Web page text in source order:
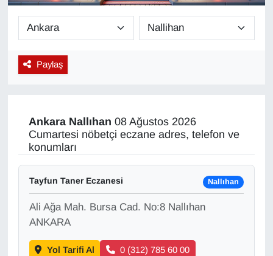
Paylaş
Ankara Nallıhan 08 Ağustos 2026
Cumartesi nöbetçi eczane adres, telefon ve
konumları
Tayfun Taner Eczanesi Nallıhan
Ali Ağa Mah. Bursa Cad. No:8 Nallıhan
ANKARA
Yol Tarifi Al 0 (312) 785 60 00
Diğer
DÜNYA
EKONOMİ
Eleman
Emlak
En çok konuşulanlar
GENEL